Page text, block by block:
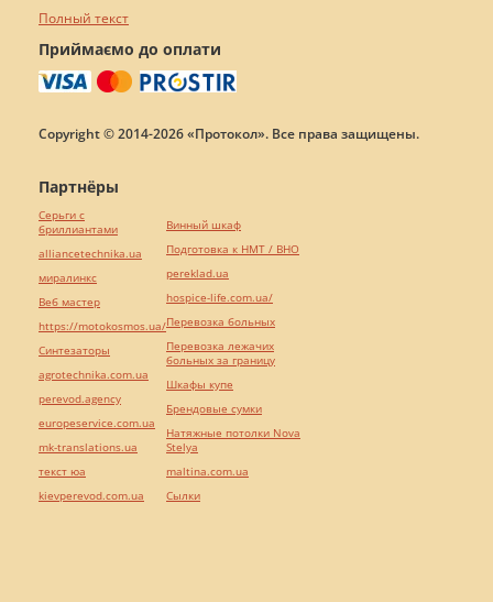
Полный текст
Приймаємо до оплати
Copyright © 2014-2026 «Протокол». Все права защищены.
Партнёры
Серьги с
бриллиантами
alliancetechnika.ua
миралинкс
Веб мастер
https://motokosmos.ua/
Синтезаторы
agrotechnika.com.ua
perevod.agency
europeservice.com.ua
mk-translations.ua
текст юа
kievperevod.com.ua
Винный шкаф
Подготовка к НМТ / ВНО
pereklad.ua
hospice-life.com.ua/
Перевозка больных
Перевозка лежачих
больных за границу
Шкафы купе
Брендовые сумки
Натяжные потолки Nova
Stelya
maltina.com.ua
Cылки